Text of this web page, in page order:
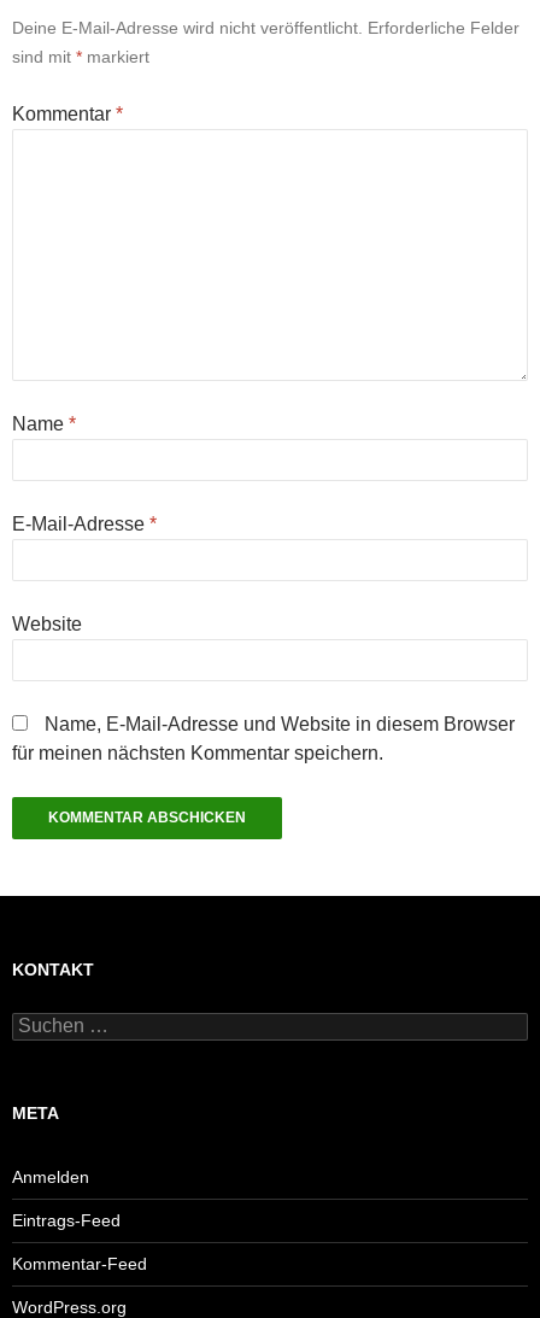
Deine E-Mail-Adresse wird nicht veröffentlicht. Erforderliche Felder
sind mit * markiert
Kommentar *
Name *
E-Mail-Adresse *
Website
Name, E-Mail-Adresse und Website in diesem Browser
für meinen nächsten Kommentar speichern.
KONTAKT
Suchen
nach:
META
Anmelden
Eintrags-Feed
Kommentar-Feed
WordPress.org